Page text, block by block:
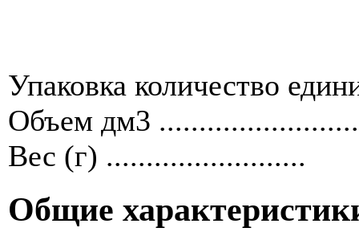
Упаковка количество
Объем дм3 .........................
Вес (г) .........................
Общие